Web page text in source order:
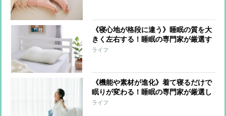
《寝心地が格段に違う》睡眠の質を大
きく左右する！睡眠の専門家が厳選す
る「枕＆パッド」4選
ライフ
《機能や素材が進化》着て寝るだけで
眠りが変わる！睡眠の専門家が厳選し
たリカバリー系ウェア6選
ライフ